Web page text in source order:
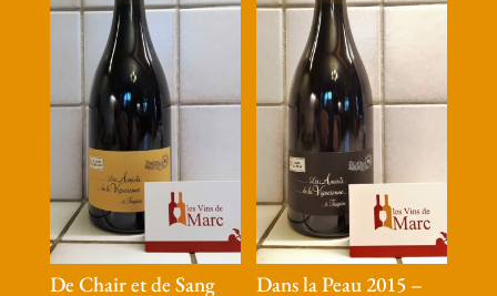
De Chair et de Sang Dans la Peau 2015 –